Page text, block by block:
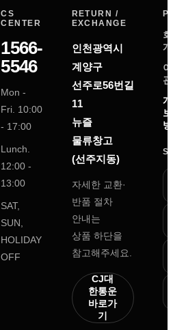
CS
CENTER
1566-
5546
Mon -
Fri. 10:00
- 17:00
Lunch.
12:00 -
13:00
SAT,
SUN,
HOLIDAY
OFF
RETURN /
EXCHANGE
인천광역시
계양구
선주로56번길
11
뉴즐
물류창고
(선주지동)
자세한 교환·
반품 절차
안내는
상품 하단을
참고해주세요.
CJ대
한통운
바로가
기
개
관